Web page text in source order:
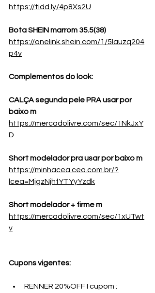
https://tidd.ly/4p8Xs2U
Bota SHEIN marrom 35.5(38)
https://onelink.shein.com/1/5lauzq204
p4v
Complementos do look:
CALÇA segunda pele PRA usar por
baixo m
https://mercadolivre.com/sec/1NkJxY
D
Short modelador pra usar por baixo m
https://minhacea.cea.com.br/?
lcea=MjgzNjhfYTYyYzdk
Short modelador + firme m
https://mercadolivre.com/sec/1xUTwt
v
Cupons vigentes:
RENNER 20%OFF I cupom :